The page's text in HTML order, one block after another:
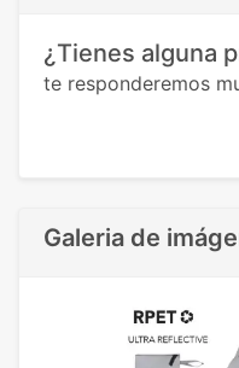
¿Tienes alguna
te responderemos
Galeria de